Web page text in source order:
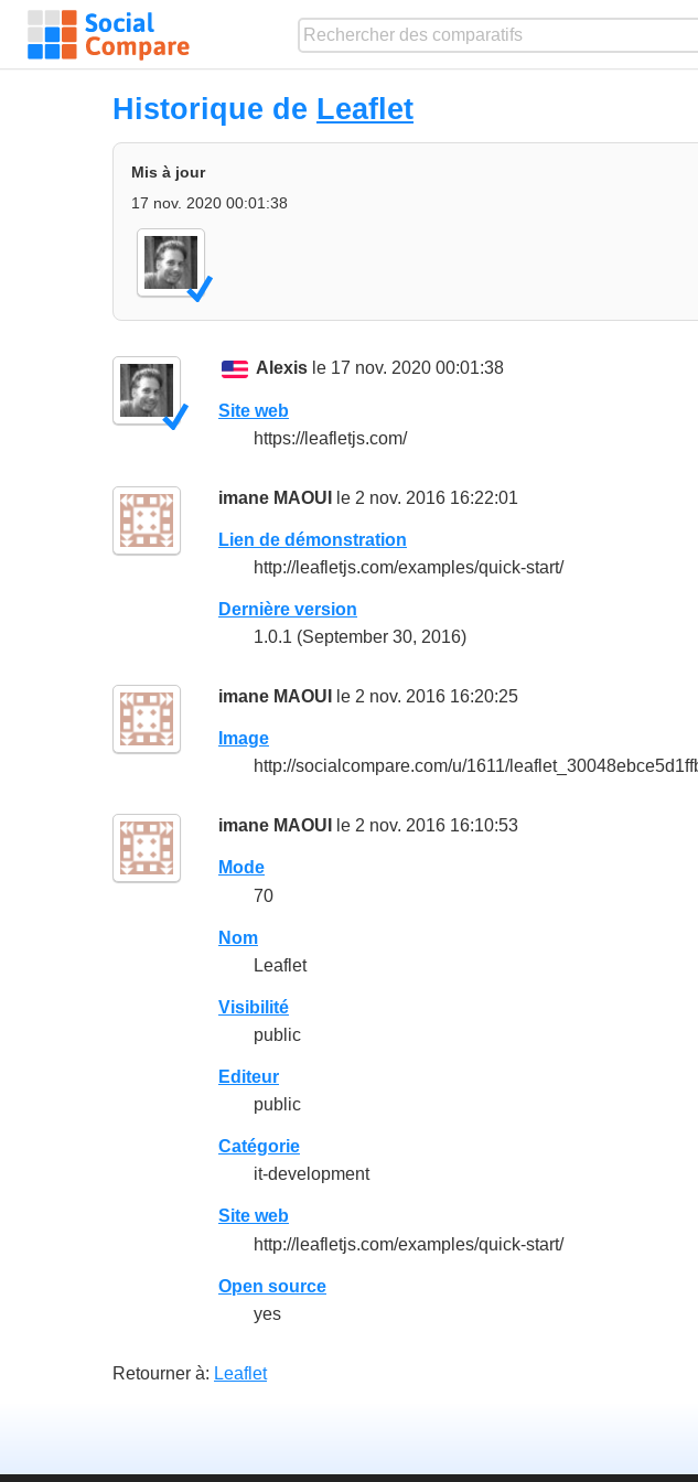
Historique de Leaflet
Mis à jour
17 nov. 2020 00:01:38
Alexis le 17 nov. 2020 00:01:38
Site web
https://leafletjs.com/
imane MAOUI le 2 nov. 2016 16:22:01
Lien de démonstration
http://leafletjs.com/examples/quick-start/
Dernière version
1.0.1 (September 30, 2016)
imane MAOUI le 2 nov. 2016 16:20:25
Image
http://socialcompare.com/u/1611/
imane MAOUI le 2 nov. 2016 16:10:53
Mode
70
Nom
Leaflet
Visibilité
public
Editeur
public
Catégorie
it-development
Site web
http://leafletjs.com/examples/quick-start/
Open source
yes
Retourner à: Leaflet